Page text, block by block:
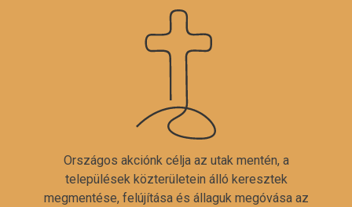
Országos akciónk célja az utak mentén, a
települések közterületein álló keresztek
megmentése, felújítása és állaguk megóvása az